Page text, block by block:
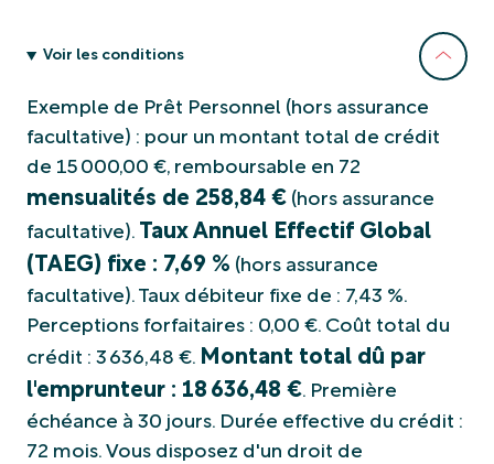
soleil, acquisition d'un nouveau véhicule,
en restant à
extension
Voir les conditions
Exemple de Prêt Personnel (hors assurance
facultative) : pour un montant total de crédit
de 15 000,00 €, remboursable en 72
mensualités de 258,84 € (hors assurance
facultative). Taux Annuel Effectif Global
(TAEG) fixe : 7,69 % (hors assurance
facultative). Taux débiteur fixe de : 7,43 %.
Perceptions forfaitaires : 0,00 €. Coût total du
crédit : 3 636,48 €. Montant total dû par
l'emprunteur : 18 636,48 €. Première
échéance à 30 jours. Durée effective du crédit :
72 mois. Vous disposez d'un droit de